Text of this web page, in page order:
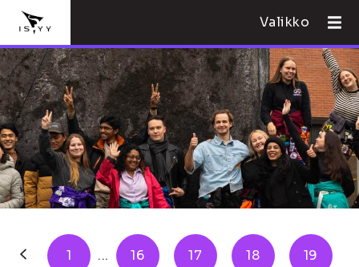
Valikko
1 ... 16 17 18 19